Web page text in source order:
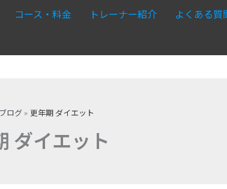
コース・料金 トレーナー紹介 よくある質
ブログ 更年期 ダイエット
ダイエット